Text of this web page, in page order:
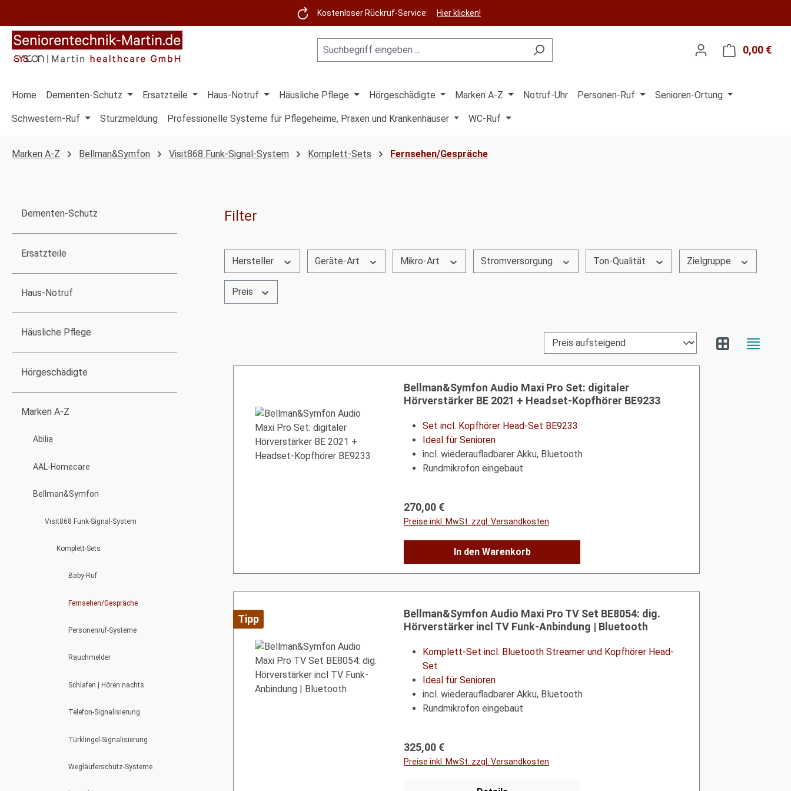
Kostenloser Rückruf-Service: Hier klicken!
0,00 €
Home Dementen-Schutz Ersatzteile Haus-Notruf Häusliche Pflege Hörgeschädigte Marken A-Z Notruf-Uhr Personen-Ruf Senioren-Ortung
Schwestern-Ruf Sturzmeldung Professionelle Systeme für Pflegeheime, Praxen und Krankenhäuser WC-Ruf
Marken A-Z Bellman&Symfon Visit868 Funk-Signal-System Komplett-Sets Fernsehen/Gespräche
Dementen-Schutz
Ersatzteile
Haus-Notruf
Häusliche Pflege
Hörgeschädigte
Marken A-Z
Abilia
AAL-Homecare
Bellman&Symfon
Visit868 Funk-Signal-System
Komplett-Sets
Baby-Ruf
Fernsehen/Gespräche
Personenruf-Systeme
Rauchmelder
Schlafen | Hören nachts
Telefon-Signalisierung
Türklingel-Signalisierung
Wegläuferschutz-Systeme
Filter
Hersteller Geräte-Art Mikro-Art Stromversorgung Ton-Qualität Zielgruppe
Preis
Bellman&Symfon Audio Maxi Pro Set: digitaler
Hörverstärker BE 2021 + Headset-Kopfhörer BE9233
Set incl. Kopfhörer Head-Set BE9233
Ideal für Senioren
incl. wiederaufladbarer Akku, Bluetooth
Rundmikrofon eingebaut
Regulärer Preis:
270,00 €
Preise inkl. MwSt. zzgl. Versandkosten
In den Warenkorb
Tipp
Bellman&Symfon Audio Maxi Pro TV Set BE8054: dig.
Hörverstärker incl TV Funk-Anbindung | Bluetooth
Komplett-Set incl. Bluetooth Streamer und Kopfhörer Head-
Set
Ideal für Senioren
incl. wiederaufladbarer Akku, Bluetooth
Rundmikrofon eingebaut
Regulärer Preis:
325,00 €
Preise inkl. MwSt. zzgl. Versandkosten